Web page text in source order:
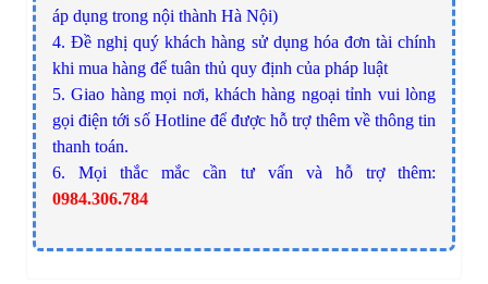
áp dụng trong nội thành Hà Nội)
4. Đề nghị quý khách hàng sử dụng hóa đơn tài chính
khi mua hàng để tuân thủ quy định của pháp luật
5. Giao hàng mọi nơi, khách hàng ngoại tỉnh vui lòng
gọi điện tới số Hotline để được hỗ trợ thêm về thông tin
thanh toán.
6. Mọi thắc mắc cần tư vấn và hỗ trợ thêm:
0984.306.784